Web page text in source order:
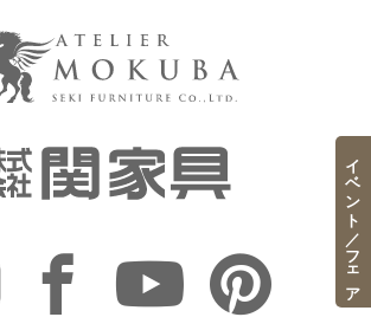
イベント／フェア